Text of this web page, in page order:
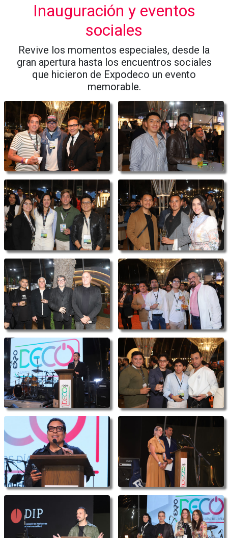
Inauguración y eventos
sociales
Revive los momentos especiales, desde la
gran apertura hasta los encuentros sociales
que hicieron de Expodeco un evento
memorable.